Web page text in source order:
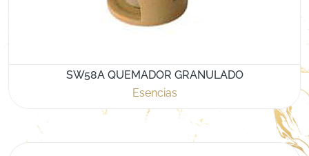
SW58A QUEMADOR GRANULADO
Esencias